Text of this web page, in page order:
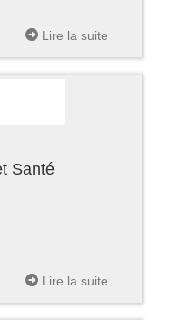
Lire la suite
Santé
Lire la suite